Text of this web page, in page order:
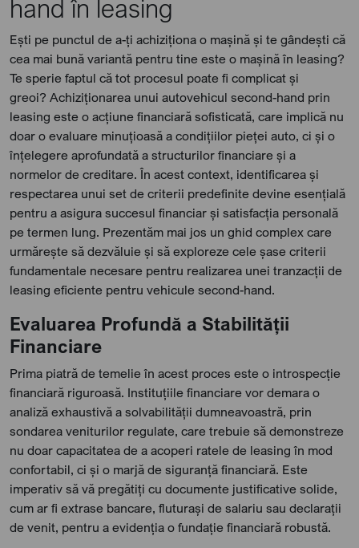
hand în leasing
Ești pe punctul de a-ți achiziționa o mașină și te gândești că
cea mai bună variantă pentru tine este o mașină în leasing?
Te sperie faptul că tot procesul poate fi complicat și
greoi? Achiziționarea unui autovehicul second-hand prin
leasing este o acțiune financiară sofisticată, care implică nu
doar o evaluare minuțioasă a condițiilor pieței auto, ci și o
înțelegere aprofundată a structurilor financiare și a
normelor de creditare. În acest context, identificarea și
respectarea unui set de criterii predefinite devine esențială
pentru a asigura succesul financiar și satisfacția personală
pe termen lung. Prezentăm mai jos un ghid complex care
urmărește să dezvăluie și să exploreze cele șase criterii
fundamentale necesare pentru realizarea unei tranzacții de
leasing eficiente pentru vehicule second-hand.
Evaluarea Profundă a Stabilității
Financiare
Prima piatră de temelie în acest proces este o introspecție
financiară riguroasă. Instituțiile financiare vor demara o
analiză exhaustivă a solvabilității dumneavoastră, prin
sondarea veniturilor regulate, care trebuie să demonstreze
nu doar capacitatea de a acoperi ratele de leasing în mod
confortabil, ci și o marjă de siguranță financiară. Este
imperativ să vă pregătiți cu documente justificative solide,
cum ar fi extrase bancare, fluturași de salariu sau declarații
de venit, pentru a evidenția o fundație financiară robustă.